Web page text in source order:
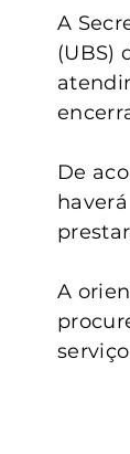
Vigilância
A
(UBS)
De
A